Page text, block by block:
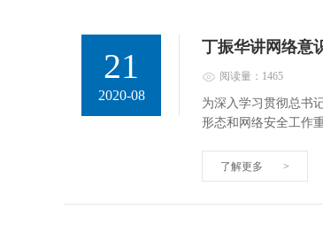
21
2020-08
丁振华讲网络意
阅读量：1465
为深入学习贯彻总书
形态和网络安全工作
了解更多 >